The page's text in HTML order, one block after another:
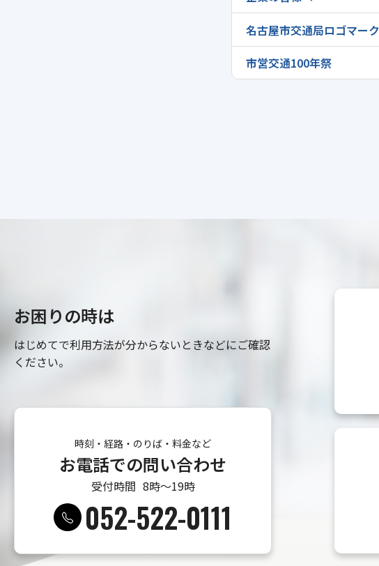
名古屋市交通局ロゴマーク
市営交通100年祭
お困りの時は
はじめてで利用方法が分からないときなどにご確認
ください。
時刻・経路・のりば・料金など
お電話での問い合わせ
受付時間 8時〜19時
052-522-0111